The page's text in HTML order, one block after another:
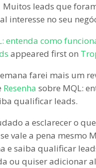
leads que
interesse no seu
entenda como
appeared first on
farei mais um
Resenha sobre MQL:
qualificar leads.
a esclarecer o
vale a pena mesmo
e saiba qualificar
ou quiser adicionar